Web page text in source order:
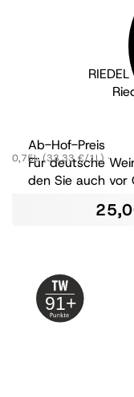
Ab-Hof-Preis
Für deutsche
den Sie auch vor
0,75L (33,33 €/1L)
91+